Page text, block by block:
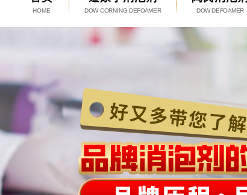
HOME DOW CORNING DEFOAMER DOW DEFOAMER